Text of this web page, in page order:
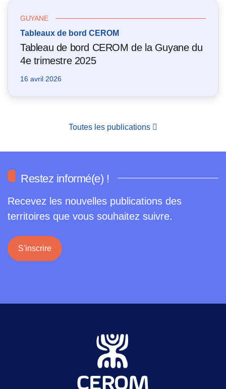
GUYANE
Tableaux de bord CEROM
Tableau de bord CEROM de la Guyane du
4e trimestre 2025
16 avril 2026
Toutes les publications
Restez informé(e) !
Recevez les nouvelles publications des
territoires que vous souhaitez suivre.
S'inscrire